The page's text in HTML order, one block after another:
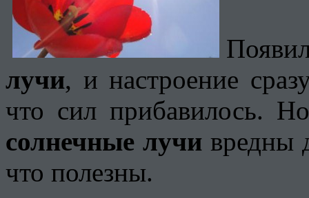
лучи, и настроение
что сил прибавилось.
солнечные лучивредны
что полезны.